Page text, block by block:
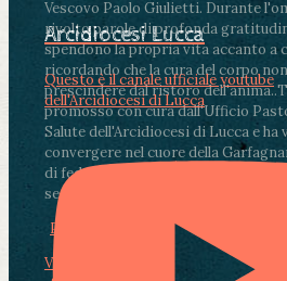
Vescovo Paolo Giulietti. Durante
rivolto parole di profonda
spendono la propria vita accanto a
ricordando che la cura del corpo
prescindere dal ristoro dell'anima..
promosso con cura dall'Ufficio
Salute dell'Arcidiocesi di Lucca e ha
convergere nel cuore della
di fedeli, operatori sanitari,
segnate dalla malattia.
Photo
View on Facebook
Arcidiocesi Lucca
Questo è il canale ufficiale youtube
dell'Arcidiocesi di Lucca